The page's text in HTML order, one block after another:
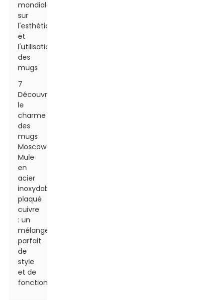
mondiales
sur
l'esthétique
et
l'utilisation
des
mugs
7
Découvrez
le
charme
des
mugs
Moscow
Mule
en
acier
inoxydable
plaqué
cuivre
: un
mélange
parfait
de
style
et de
fonctionnalité